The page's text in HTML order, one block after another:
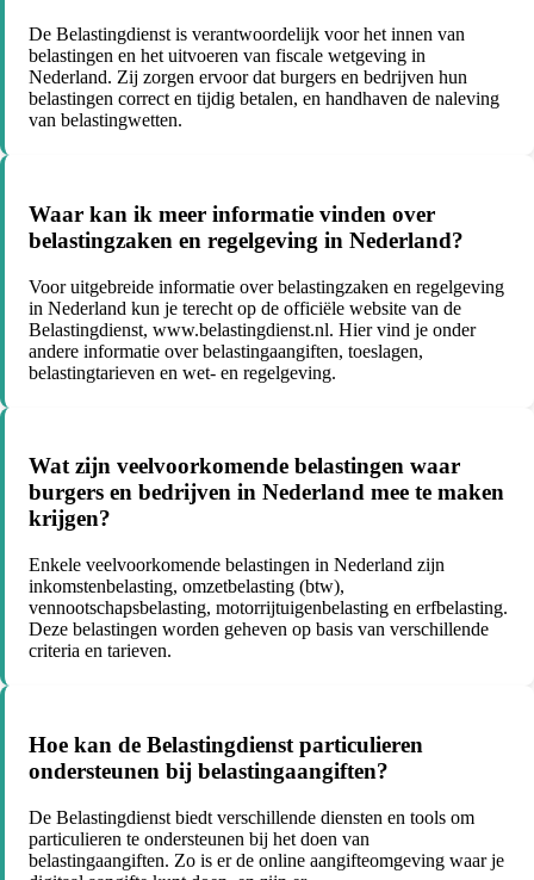
De Belastingdienst is verantwoordelijk voor het innen van
belastingen en het uitvoeren van fiscale wetgeving in
Nederland. Zij zorgen ervoor dat burgers en bedrijven hun
belastingen correct en tijdig betalen, en handhaven de naleving
van belastingwetten.
Waar kan ik meer informatie vinden over
belastingzaken en regelgeving in Nederland?
Voor uitgebreide informatie over belastingzaken en regelgeving
in Nederland kun je terecht op de officiële website van de
Belastingdienst, www.belastingdienst.nl. Hier vind je onder
andere informatie over belastingaangiften, toeslagen,
belastingtarieven en wet- en regelgeving.
Wat zijn veelvoorkomende belastingen waar
burgers en bedrijven in Nederland mee te maken
krijgen?
Enkele veelvoorkomende belastingen in Nederland zijn
inkomstenbelasting, omzetbelasting (btw),
vennootschapsbelasting, motorrijtuigenbelasting en erfbelasting.
Deze belastingen worden geheven op basis van verschillende
criteria en tarieven.
Hoe kan de Belastingdienst particulieren
ondersteunen bij belastingaangiften?
De Belastingdienst biedt verschillende diensten en tools om
particulieren te ondersteunen bij het doen van
belastingaangiften. Zo is er de online aangifteomgeving waar je